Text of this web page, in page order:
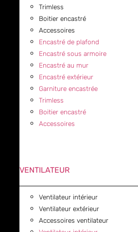
Trimless
Boitier encastré
Accessoires
Encastré de plafond
Encastré sous armoire
Encastré au mur
Encastré extérieur
Garniture encastrée
Trimless
Boitier encastré
Accessoires
VENTILATEUR
Ventilateur intérieur
Ventilateur extérieur
Accessoires ventilateur